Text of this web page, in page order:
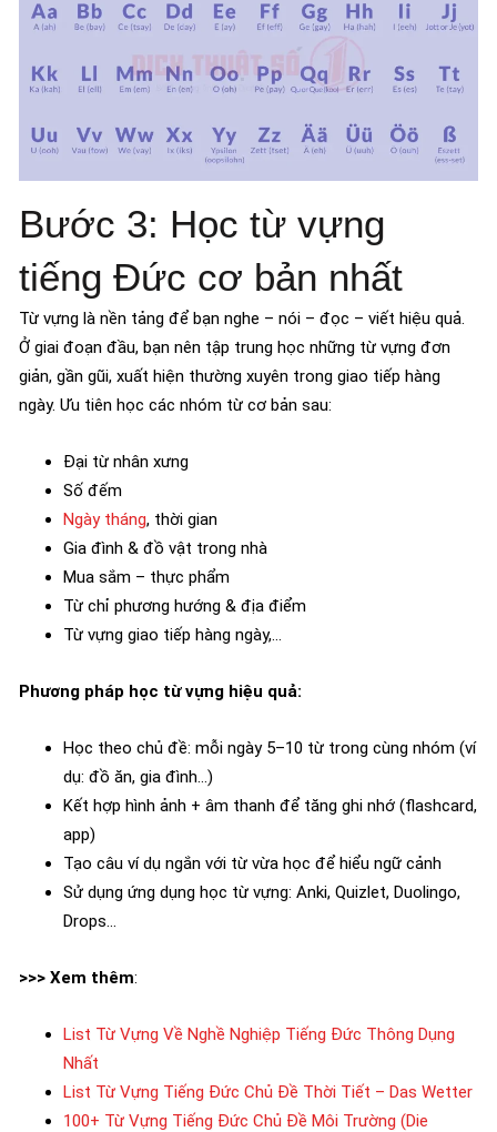
Bước 3: Học từ vựng
tiếng Đức cơ bản nhất
Từ vựng là nền tảng để bạn nghe – nói – đọc – viết hiệu quả.
Ở giai đoạn đầu, bạn nên tập trung học những từ vựng đơn
giản, gần gũi, xuất hiện thường xuyên trong giao tiếp hàng
ngày. Ưu tiên học các nhóm từ cơ bản sau:
Đại từ nhân xưng
Số đếm
Ngày tháng, thời gian
Gia đình & đồ vật trong nhà
Mua sắm – thực phẩm
Từ chỉ phương hướng & địa điểm
Từ vựng giao tiếp hàng ngày,…
Phương pháp học từ vựng hiệu quả:
Học theo chủ đề: mỗi ngày 5–10 từ trong cùng nhóm (ví
dụ: đồ ăn, gia đình…)
Kết hợp hình ảnh + âm thanh để tăng ghi nhớ (flashcard,
app)
Tạo câu ví dụ ngắn với từ vừa học để hiểu ngữ cảnh
Sử dụng ứng dụng học từ vựng: Anki, Quizlet, Duolingo,
Drops…
>>> Xem thêm:
List Từ Vựng Về Nghề Nghiệp Tiếng Đức Thông Dụng
Nhất
List Từ Vựng Tiếng Đức Chủ Đề Thời Tiết – Das Wetter
100+ Từ Vựng Tiếng Đức Chủ Đề Môi Trường (Die